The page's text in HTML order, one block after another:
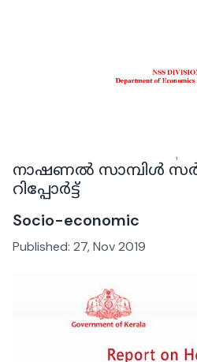
നാഷണൽ സാമ്പിൾ
റിപ്പോർട്ട്
Socio-economic
Published: 27, Nov 2019